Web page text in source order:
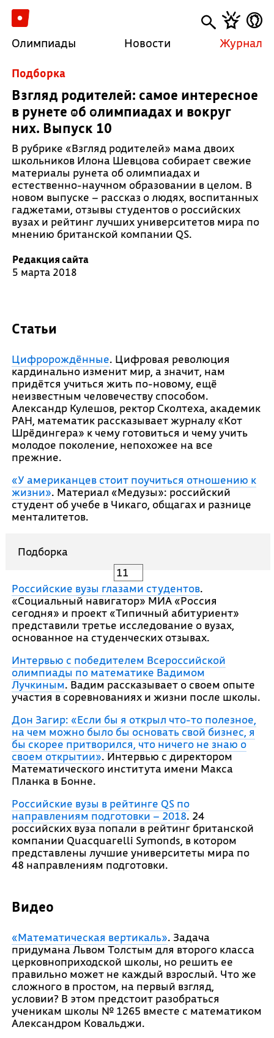
Олимпиады Новости Журнал
Подборка
Взгляд родителей: самое интересное
в рунете об олимпиадах и вокруг
них. Выпуск 10
В рубрике «Взгляд родителей» мама двоих
школьников Илона Шевцова собирает свежие
материалы рунета об олимпиадах и
естественно-научном образовании в целом. В
новом выпуске – рассказ о людях, воспитанных
гаджетами, отзывы студентов о российских
вузах и рейтинг лучших университетов мира по
мнению британской компании QS.
Редакция сайта
5 марта 2018
Статьи
Цифророждённые. Цифровая революция
кардинально изменит мир, а значит, нам
придётся учиться жить по-новому, ещё
неизвестным человечеству способом.
Александр Кулешов, ректор Сколтеха, академик
РАН, математик рассказывает журналу «Кот
Шрёдингера» к чему готовиться и чему учить
молодое поколение, непохожее на все
прежние.
«У американцев стоит поучиться отношению к
жизни». Материал «Медузы»: российский
студент об учебе в Чикаго, общагах и разнице
менталитетов.
Подборка
11
Российские вузы глазами студентов.
«Социальный навигатор» МИА «Россия
сегодня» и проект «Типичный абитуриент»
представили третье исследование о вузах,
основанное на студенческих отзывах.
Интервью с победителем Всероссийской
олимпиады по математике Вадимом
Лучкиным. Вадим рассказывает о своем опыте
участия в соревнованиях и жизни после школы.
Дон Загир: «Если бы я открыл что-то полезное,
на чем можно было бы основать свой бизнес, я
бы скорее притворился, что ничего не знаю о
своем открытии». Интервью с директором
Математического института имени Макса
Планка в Бонне.
Российские вузы в рейтинге QS по
направлениям подготовки – 2018. 24
российских вуза попали в рейтинг британской
компании Quacquarelli Symonds, в котором
представлены лучшие университеты мира по
48 направлениям подготовки.
Видео
«Математическая вертикаль». Задача
придумана Львом Толстым для второго класса
церковноприходской школы, но решить ее
правильно может не каждый взрослый. Что же
сложного в простом, на первый взгляд,
условии? В этом предстоит разобраться
ученикам школы № 1265 вместе с математиком
Александром Ковальджи.